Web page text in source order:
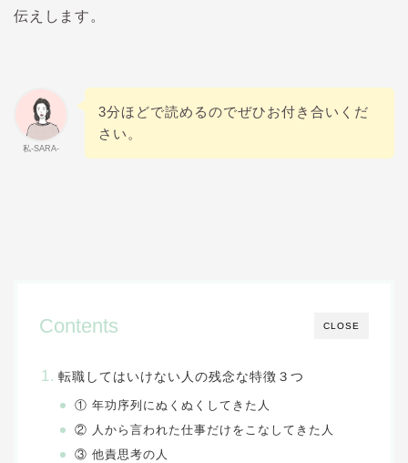
伝えします。
私-SARA-
3分ほどで読めるのでぜひお付き合いくだ
さい。
CLOSE
Contents
転職してはいけない人の残念な特徴３つ
① 年功序列にぬくぬくしてきた人
② 人から言われた仕事だけをこなしてきた人
③ 他責思考の人